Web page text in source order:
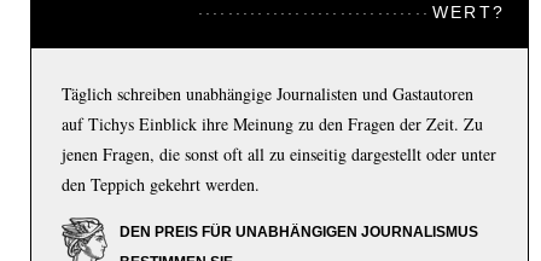
WERT?
Täglich schreiben unabhängige Journalisten und Gastautoren
auf Tichys Einblick ihre Meinung zu den Fragen der Zeit. Zu
jenen Fragen, die sonst oft all zu einseitig dargestellt oder unter
den Teppich gekehrt werden.
DEN PREIS FÜR UNABHÄNGIGEN JOURNALISMUS